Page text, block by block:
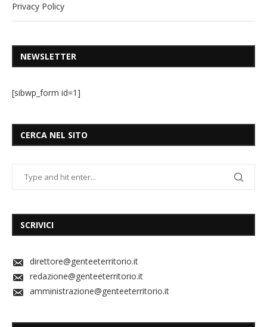
Privacy Policy
NEWSLETTER
[sibwp_form id=1]
CERCA NEL SITO
SCRIVICI
direttore@genteeterritorio.it
redazione@genteeterritorio.it
amministrazione@genteeterritorio.it